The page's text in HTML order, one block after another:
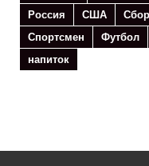
Россия
США
Спортсмен
Футбол
напиток